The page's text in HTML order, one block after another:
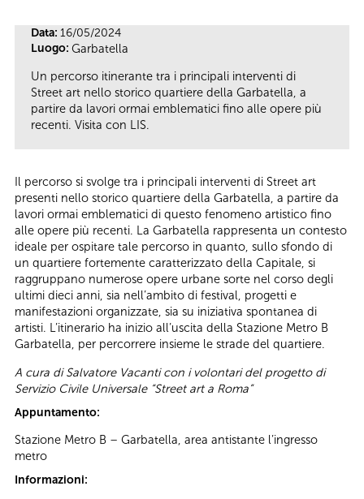
Data: 16/05/2024
Luogo: Garbatella
Un percorso itinerante tra i principali interventi di
Street art nello storico quartiere della Garbatella, a
partire da lavori ormai emblematici fino alle opere più
recenti. Visita con LIS.
Il percorso si svolge tra i principali interventi di Street art
presenti nello storico quartiere della Garbatella, a partire da
lavori ormai emblematici di questo fenomeno artistico fino
alle opere più recenti. La Garbatella rappresenta un contesto
ideale per ospitare tale percorso in quanto, sullo sfondo di
un quartiere fortemente caratterizzato della Capitale, si
raggruppano numerose opere urbane sorte nel corso degli
ultimi dieci anni, sia nell’ambito di festival, progetti e
manifestazioni organizzate, sia su iniziativa spontanea di
artisti. L’itinerario ha inizio all’uscita della Stazione Metro B
Garbatella, per percorrere insieme le strade del quartiere.
A cura di Salvatore Vacanti con i volontari del progetto di
Servizio Civile Universale “Street art a Roma”
Appuntamento:
Stazione Metro B – Garbatella, area antistante l’ingresso
metro
Informazioni: